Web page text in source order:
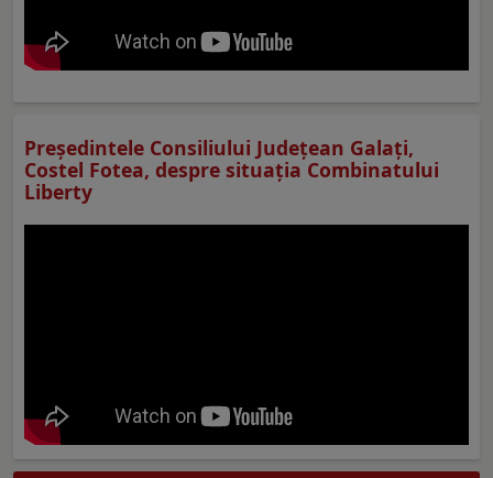
Preşedintele Consiliului Judeţean Galaţi,
Costel Fotea, despre situaţia Combinatului
Liberty